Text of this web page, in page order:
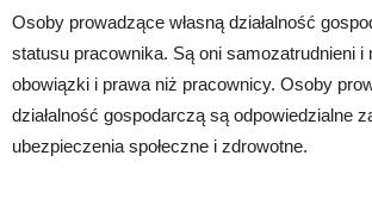
Osoby prowadzące własną działalność
statusu pracownika. Są oni samozatrudnieni i
obowiązki i prawa niż pracownicy. Osoby
działalność gospodarczą są odpowiedzialne
ubezpieczenia społeczne i zdrowotne.